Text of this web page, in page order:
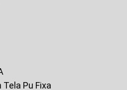
Tela Pu Fixa